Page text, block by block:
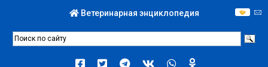
Ветеринарная энциклопедия